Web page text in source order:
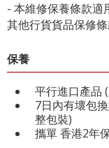
- 本維修保養條款適
其他行貨貨品保修條
保養
平行進口產品
7日內有壞包
整包裝)
攜單 香港2年